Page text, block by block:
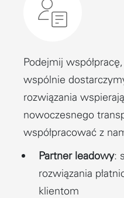
Podejmij
wspólnie
rozwiązania
nowoczesnego
współpracować z
Partner leadowy:
rozwiązania
klientom